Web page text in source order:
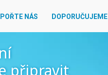
NÁS DOPORUČUJEME
připravit